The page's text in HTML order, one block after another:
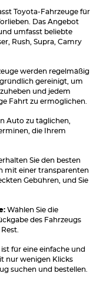
Toyota-Fahrzeuge für
Das Angebot
umfasst beliebte
Rush, Supra, Camry
werden regelmäßig
gereinigt, um
und jedem
Fahrt zu ermöglichen.
Auto zu täglichen,
die Ihrem
Sie den besten
mit einer transparenten
Gebühren, und Sie
Wählen Sie die
des Fahrzeugs
für eine einfache und
nur wenigen Klicks
suchen und bestellen.